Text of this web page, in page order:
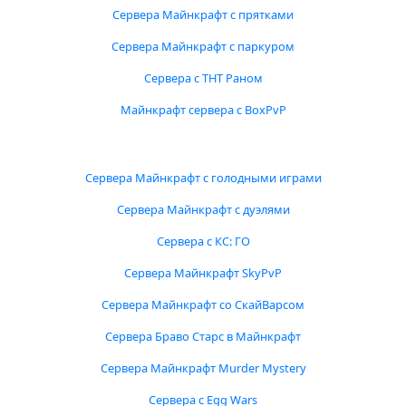
Сервера Майнкрафт с прятками
Сервера Майнкрафт с паркуром
Сервера с ТНТ Раном
Майнкрафт сервера с BoxPvP
Сервера Майнкрафт с голодными играми
Сервера Майнкрафт с дуэлями
Сервера с КС: ГО
Сервера Майнкрафт SkyPvP
Сервера Майнкрафт со СкайВарсом
Сервера Браво Старс в Майнкрафт
Сервера Майнкрафт Murder Mystery
Сервера с Egg Wars